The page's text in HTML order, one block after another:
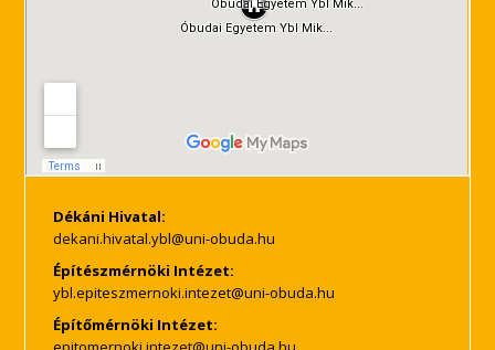
Dékáni Hivatal:
Építészmérnöki Intézet:
Építőmérnöki Intézet: